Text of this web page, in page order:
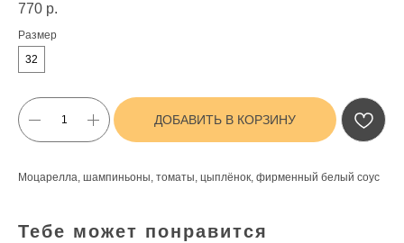
770 р.
Размер
32
ДОБАВИТЬ В КОРЗИНУ
Моцарелла, шампиньоны, томаты, цыплёнок, фирменный белый соус
Тебе может понравится